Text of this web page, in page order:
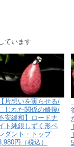
ています
【片想いを実らせる/
じれた関係の修復/
安緩和】ロードナ
ト純銀しずく形ペ
ダント・トップ
円（税込）